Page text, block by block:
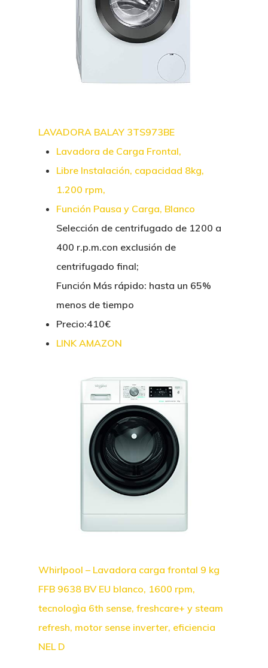
LAVADORA BALAY 3TS973BE
Lavadora de Carga Frontal,
Libre Instalación, capacidad 8kg,
1.200 rpm,
Función Pausa y Carga, Blanco
Selección de centrifugado de 1200 a
400 r.p.m.con exclusión de
centrifugado final;
Función Más rápido: hasta un 65%
menos de tiempo
Precio:410€
LINK AMAZON
Whirlpool – Lavadora carga frontal 9 kg
FFB 9638 BV EU blanco, 1600 rpm,
tecnologìa 6th sense, freshcare+ y steam
refresh, motor sense inverter, eficiencia
NEL D